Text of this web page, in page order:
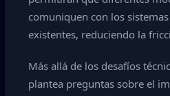
comuniquen con los
existentes, reduciendo la
Más allá de los desafíos
plantea preguntas sobre el